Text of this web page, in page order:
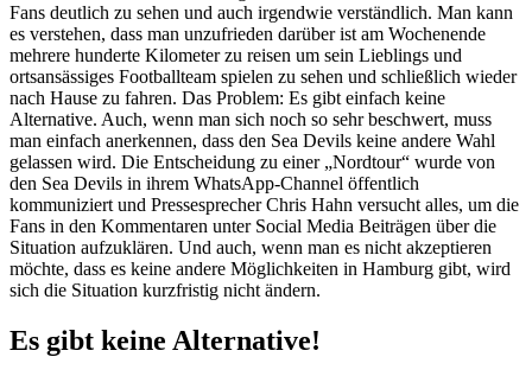
Fans deutlich zu sehen und auch irgendwie verständlich. Man kann
es verstehen, dass man unzufrieden darüber ist am Wochenende
mehrere hunderte Kilometer zu reisen um sein Lieblings und
ortsansässiges Footballteam spielen zu sehen und schließlich wieder
nach Hause zu fahren. Das Problem: Es gibt einfach keine
Alternative. Auch, wenn man sich noch so sehr beschwert, muss
man einfach anerkennen, dass den Sea Devils keine andere Wahl
gelassen wird. Die Entscheidung zu einer „Nordtour“ wurde von
den Sea Devils in ihrem WhatsApp-Channel öffentlich
kommuniziert und Pressesprecher Chris Hahn versucht alles, um die
Fans in den Kommentaren unter Social Media Beiträgen über die
Situation aufzuklären. Und auch, wenn man es nicht akzeptieren
möchte, dass es keine andere Möglichkeiten in Hamburg gibt, wird
sich die Situation kurzfristig nicht ändern.
Es gibt keine Alternative!